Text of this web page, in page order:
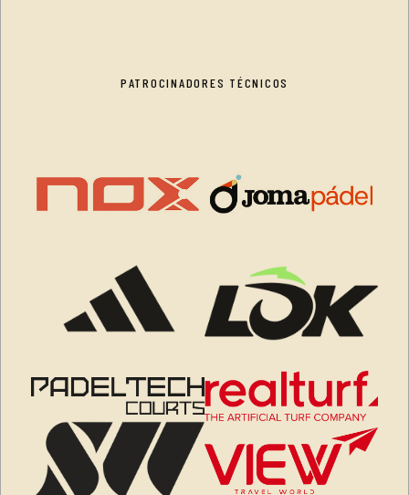
PATROCINADORES TÉCNICOS